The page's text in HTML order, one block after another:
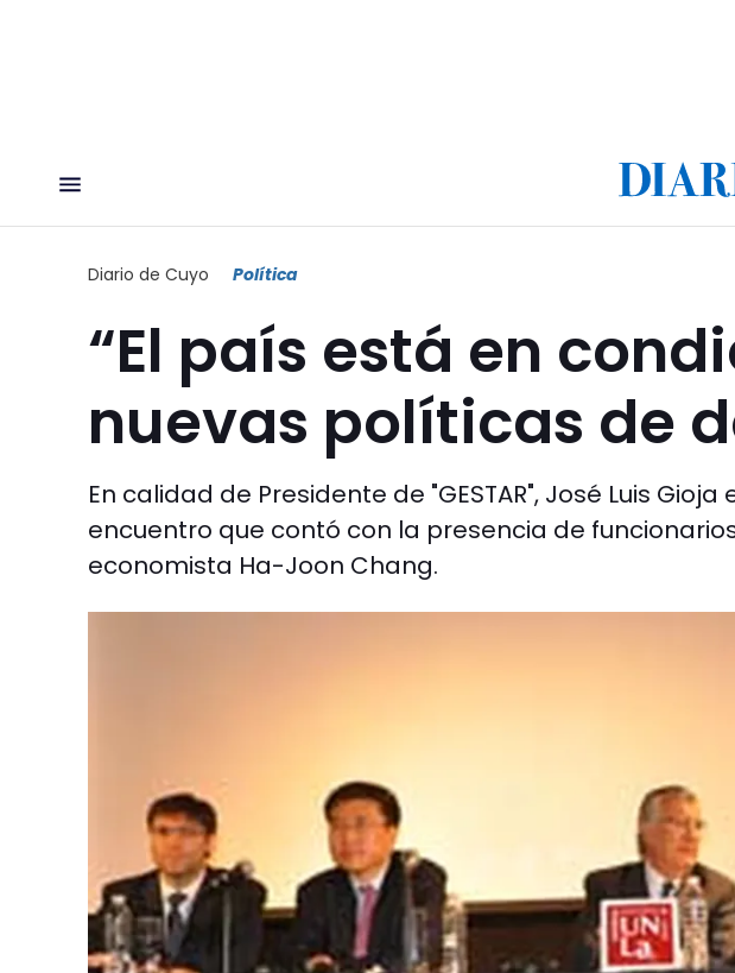
Diario de Cuyo Política
“El país está en
nuevas políticas de
En calidad de Presidente de "GESTAR", José Luis Gioja
encuentro que contó con la presencia de
economista Ha-Joon Chang.